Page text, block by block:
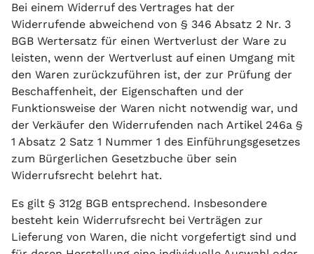
Bei einem Widerruf des Vertrages hat der
Widerrufende abweichend von § 346 Absatz 2 Nr. 3
BGB Wertersatz für einen Wertverlust der Ware zu
leisten, wenn der Wertverlust auf einen Umgang mit
den Waren zurückzuführen ist, der zur Prüfung der
Beschaffenheit, der Eigenschaften und der
Funktionsweise der Waren nicht notwendig war, und
der Verkäufer den Widerrufenden nach Artikel 246a §
1 Absatz 2 Satz 1 Nummer 1 des Einführungsgesetzes
zum Bürgerlichen Gesetzbuche über sein
Widerrufsrecht belehrt hat.
Es gilt § 312g BGB entsprechend. Insbesondere
besteht kein Widerrufsrecht bei Verträgen zur
Lieferung von Waren, die nicht vorgefertigt sind und